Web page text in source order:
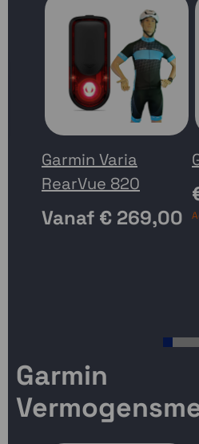
Garmin Varia
RearVue 820
Vanaf € 269,00
1 23
Garmin